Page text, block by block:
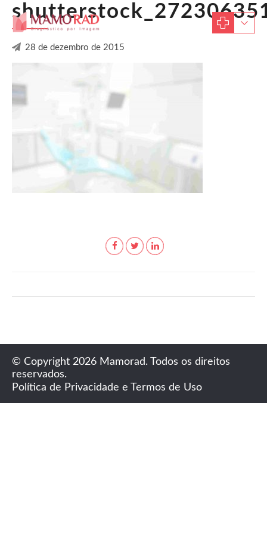
28 de dezembro de 2015
© Copyright 2026 Mamorad. Todos os direitos
reservados.
Política de Privacidade e Termos de Uso